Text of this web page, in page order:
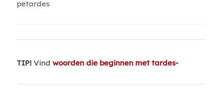
petardes
TIP!Vind woorden die beginnen met tardes-